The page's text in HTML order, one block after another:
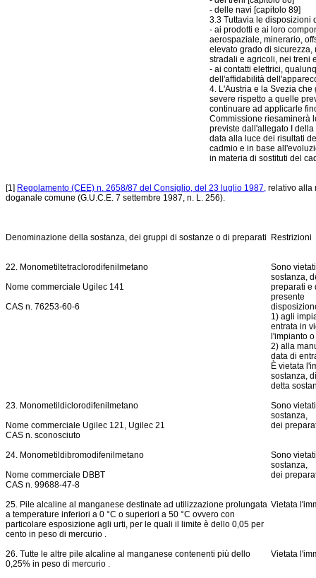
- delle navi [capitolo 89]
3.3 Tuttavia le disposizioni
- ai prodotti e ai loro
aerospaziale, minerario,
elevato grado di
stradali e agricoli, nei treni
- ai contatti elettrici,
dell'affidabilità
4. L'Austria e la Svezia
severe rispetto a quelle
continuare ad applicarle
Commissione riesaminerà
previste dall'allegato I della
data alla luce dei risultati
cadmio e in base
in materia di sostituti del
[1] Regolamento (CEE) n. 2658/87 del Consiglio, del 23 luglio 1987, relativo alla
doganale comune (G.U.C.E. 7 settembre 1987, n. L. 256).
Denominazione della sostanza, dei gruppi di sostanze o di preparati Restrizioni
22. Monometiltetraclorodifenilmetano
Sono
sostanza,
Nome commerciale Ugilec 141
preparati e
presente
CAS n. 76253-60-6
1) agli
entrata in
l'impianto
2) alla
data di
È vietata
sostanza,
detta
23. Monometildiclorodifenilmetano
Sono
sostanza,
Nome commerciale Ugilec 121, Ugilec 21
dei
CAS n. sconosciuto
24. Monometildibromodifenilmetano
Sono
sostanza,
Nome commerciale DBBT
dei
CAS n. 99688-47-8
25. Pile alcaline al manganese destinate ad utilizzazione prolungata
a temperature inferiori a 0 °C o superiori a 50 °C ovvero con
particolare esposizione agli urti, per le quali il limite è dello 0,05 per
cento in peso di mercurio .
Vietata
26. Tutte le altre pile alcaline al manganese contenenti più dello
0,25% in peso di mercurio .
Vietata